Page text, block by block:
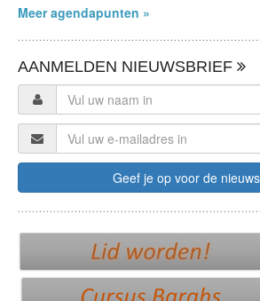
Meer agendapunten »
AANMELDEN NIEUWSBRIEF